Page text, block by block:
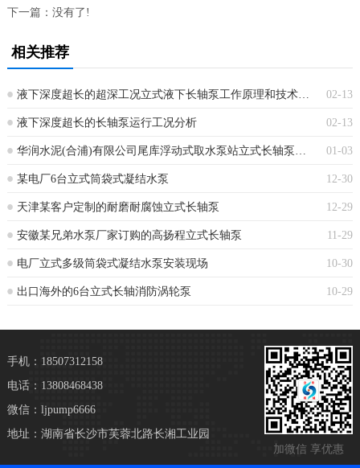
下一篇：没有了!
相关推荐
02-13
液下深度超长的超深工况立式液下长轴泵工作原理和技术核心
02-13
液下深度超长的长轴泵运行工况分析
01-03
华润水泥(合浦)有限公司尾库浮动式取水泵站立式长轴泵安装现场
12-30
某电厂6台立式筒袋式凝结水泵
12-29
天津某客户定制的耐磨耐腐蚀立式长轴泵
11-29
安徽某兄弟水泵厂家订购的高扬程立式长轴泵
10-30
电厂立式多级筒袋式凝结水泵安装现场
10-29
出口海外的6台立式长轴消防涡轮泵
加微信 享优惠
手机：18507312158
电话：13808468438
微信：ljpump6666
地址：湖南省长沙市芙蓉北路长湘工业园